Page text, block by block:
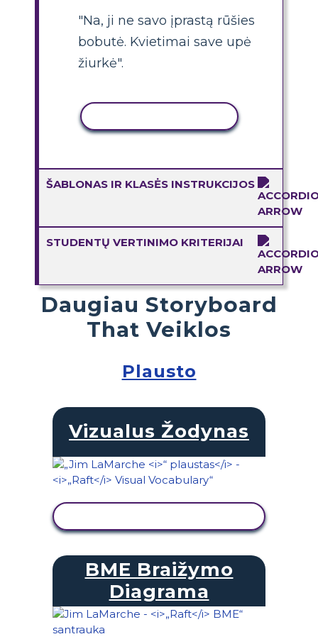
"Na, ji ne savo įprastą rūšies
bobutė. Kvietimai save upė
žiurkė".
ŠABLONAS IR KLASĖS INSTRUKCIJOS
STUDENTŲ VERTINIMO KRITERIJAI
Daugiau Storyboard
That Veiklos
Plausto
Vizualus Žodynas
BME Braižymo
Diagrama